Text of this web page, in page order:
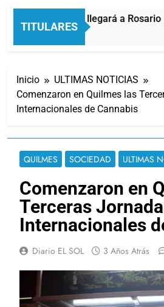
TITULARES
Lionel Messi llegará a Rosario
35 Minutos Atrás
Inicio
ULTIMAS NOTICIAS
Comenzaron en Quilmes las
Internacionales de Cannabis
QUILMES SOCIEDAD ULTIMAS
Comenzaron en
Terceras
Internacionales
Diario EL SOL 3 Años Atrás